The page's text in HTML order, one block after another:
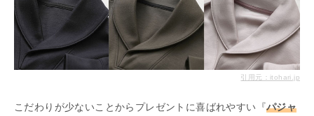
引用元：itohari.jp
こだわりが少ないことからプレゼントに喜ばれやすい『パジャ